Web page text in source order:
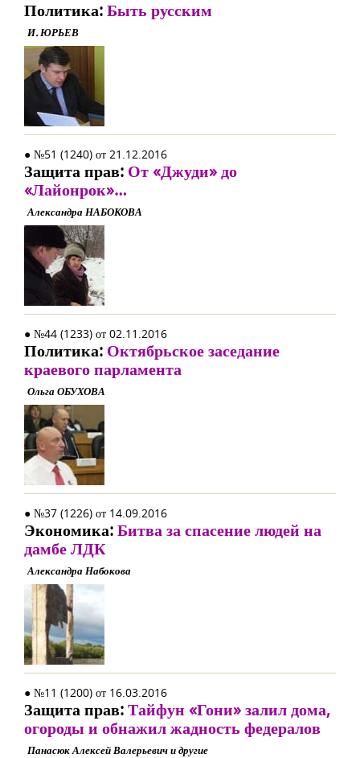
Политика:Быть русским
И. ЮРЬЕВ
● №51 (1240) от 21.12.2016
Защита прав: От «Джуди» до
«Лайонрок»…
Александра НАБОКОВА
● №44 (1233) от 02.11.2016
Политика: Октябрьское заседание
краевого парламента
Ольга ОБУХОВА
● №37 (1226) от 14.09.2016
Экономика:Битва за спасение людей на
дамбе ЛДК
Александра Набокова
● №11 (1200) от 16.03.2016
Защита прав:Тайфун «Гони» залил дома,
огороды и обнажил жадность федералов
Панасюк Алексей Валерьевич и другие